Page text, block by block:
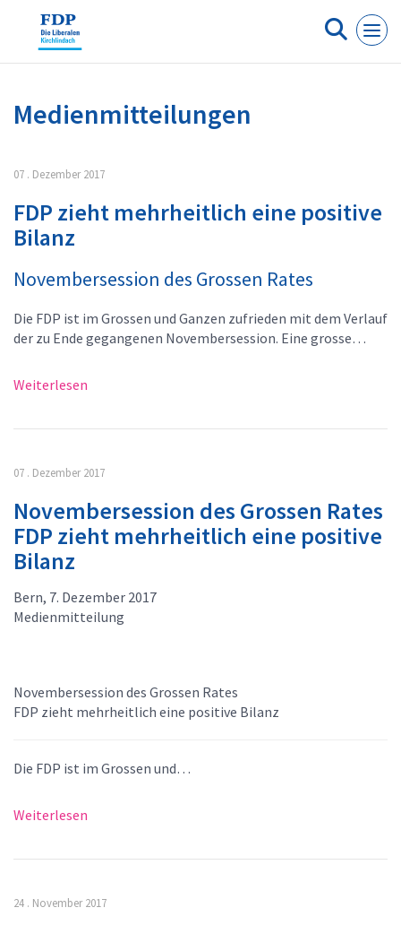
Medienmitteilungen
07 . Dezember 2017
FDP zieht mehrheitlich eine positive
Bilanz
Novembersession des Grossen Rates
Die FDP ist im Grossen und Ganzen zufrieden mit dem Verlauf
der zu Ende gegangenen Novembersession. Eine grosse…
Weiterlesen
07 . Dezember 2017
Novembersession des Grossen Rates
FDP zieht mehrheitlich eine positive
Bilanz
Bern, 7. Dezember 2017
Medienmitteilung
Novembersession des Grossen Rates
FDP zieht mehrheitlich eine positive Bilanz
Die FDP ist im Grossen und…
Weiterlesen
24 . November 2017
Cookie-Einstellungen